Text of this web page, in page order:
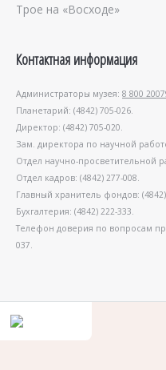
Трое на «Восходе»
Контактная информация
Администраторы музея: 8 800
Планетарий: (4842) 705-026.
Директор: (4842) 705-020.
Зам. директора по научной
Отдел научно-просветительной
Отдел кадров: (4842) 277-008.
Главный хранитель фондов: (4842)
Бухгалтерия: (4842) 222-333.
Телефон доверия по вопросам
037.